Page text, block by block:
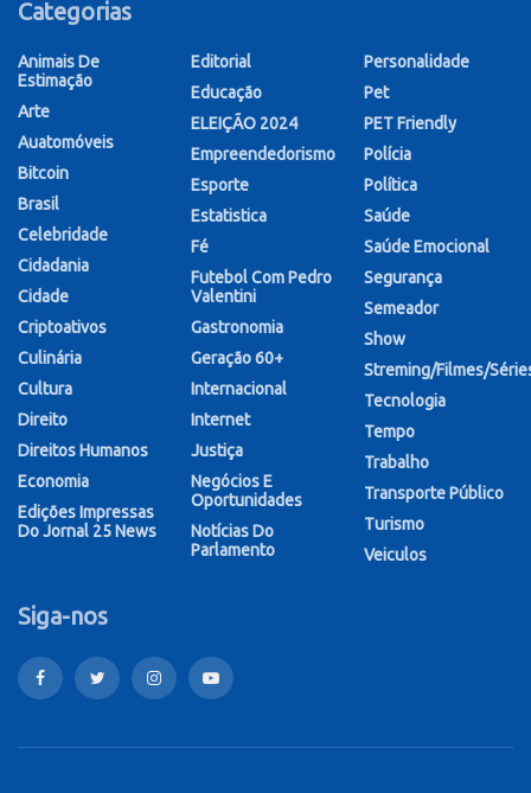
Categorias
Animais De
Estimação
Arte
Auatomóveis
Bitcoin
Brasil
Celebridade
Cidadania
Cidade
Criptoativos
Culinária
Cultura
Direito
Direitos Humanos
Economia
Edições Impressas
Do Jornal 25 News
Editorial
Educação
ELEIÇÃO 2024
Empreendedorismo
Esporte
Estatistica
Fé
Futebol Com Pedro
Valentini
Gastronomia
Geração 60+
Internacional
Internet
Justiça
Negócios E
Oportunidades
Notícias Do
Parlamento
Personalidade
Pet
PET Friendly
Polícia
Política
Saúde
Saúde Emocional
Segurança
Semeador
Show
Streming/Filmes/
Tecnologia
Tempo
Trabalho
Transporte Público
Turismo
Veiculos
Siga-nos